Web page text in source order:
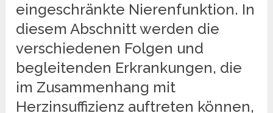
eingeschränkte Nierenfunktion. In
diesem Abschnitt werden die
verschiedenen Folgen und
begleitenden Erkrankungen, die
im Zusammenhang mit
Herzinsuffizienz auftreten können,